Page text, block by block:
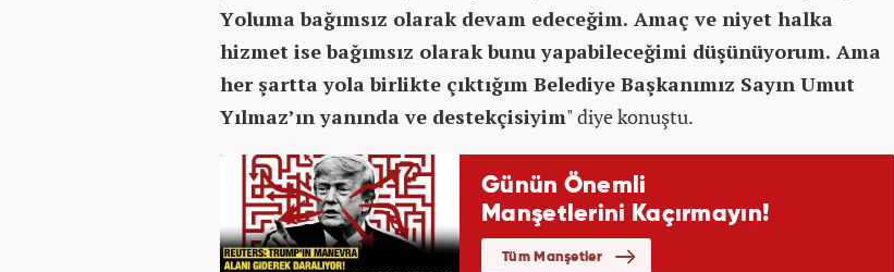
Yoluma bağımsız olarak devam edeceğim. Amaç ve niyet halka
hizmet ise bağımsız olarak bunu yapabileceğimi düşünüyorum. Ama
her şartta yola birlikte çıktığım Belediye Başkanımız Sayın Umut
Yılmaz’ın yanında ve destekçisiyim" diye konuştu.